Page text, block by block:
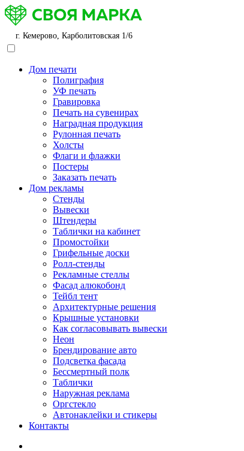
г. Кемерово, Карболитовская 1/6
Дом печати
Полиграфия
УФ печать
Гравировка
Печать на сувенирах
Наградная продукция
Рулонная печать
Холсты
Флаги и флажки
Постеры
Заказать печать
Дом рекламы
Стенды
Вывески
Штендеры
Таблички на кабинет
Промостойки
Грифельные доски
Ролл-стенды
Рекламные стеллы
Фасад алюкобонд
Тейбл тент
Архитектурные решения
Крышные установки
Как согласовывать вывески
Неон
Брендирование авто
Подсветка фасада
Бессмертный полк
Таблички
Наружная реклама
Оргстекло
Автонаклейки и стикеры
Контакты